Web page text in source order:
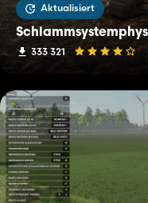
Aktualisiert
333 321